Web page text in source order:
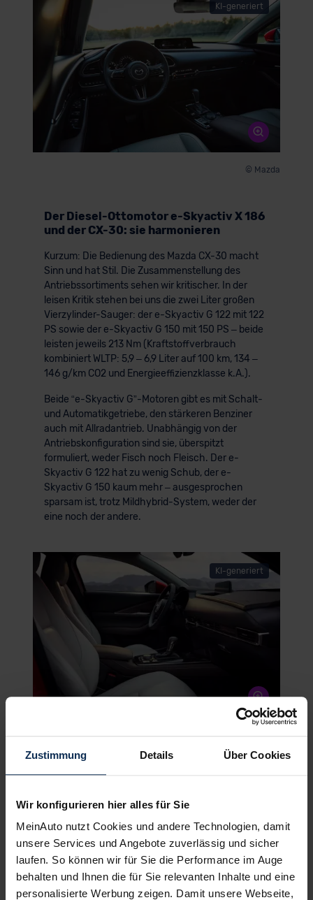
Zustimmung Details Über Cookies
Wir konfigurieren hier alles für Sie
MeinAuto nutzt Cookies und andere Technologien, damit
unsere Services und Angebote zuverlässig und sicher
laufen. So können wir für Sie die Performance im Auge
behalten und Ihnen die für Sie relevanten Inhalte und eine
personalisierte Werbung zeigen. Damit unsere Webseite,
KI-generiert
© Mazda
Der Diesel-Ottomotor e-Skyactiv X 186
und der CX-30: sie harmonieren
Kurzum: Die Bedienung des Mazda CX-30 macht
Sinn und hat Stil. Die Zusammenstellung des
Antriebssortiments sehen wir kritischer. In der
leisen Kritik stehen bei uns die zwei Liter großen
Vierzylinder-Sauger: der e-Skyactiv G 122 mit 122
PS sowie der e-Skyactiv G 150 mit 150 PS – beide
leisten jeweils 213 Nm (Kraftstoffverbrauch
kombiniert WLTP: 5,9 – 6,9 Liter auf 100 km, 134 –
146 g/km CO2 und Energieeffizienzklasse k.A.).
Beide “e-Skyactiv G”-Motoren gibt es mit Schalt-
und Automatikgetriebe, den stärkeren Benziner
auch mit Allradantrieb. Unabhängig von der
Antriebskonfiguration sind sie, überspitzt
formuliert, weder Fisch noch Fleisch. Der e-
Skyactiv G 122 hat zu wenig Schub, der e-
Skyactiv G 150 kaum mehr – ausgesprochen
sparsam ist, trotz Mildhybrid-System, weder der
eine noch der andere.
KI-generiert
© Mazda
Für diese Einschätzung ist wesentlich der dritte
Motor verantwortlich, der e-Skyactiv X 186 mit 186
PS und 240 Nm (Kraftstoffverbrauch kombiniert
WLTP: 5,6 – 6,6 Liter auf 100 km, 128 – 149 g/km
CO2 und Energieeffizienzklasse k.A.). Er kombiniert
einerseits geschickt die Kompressionszündung